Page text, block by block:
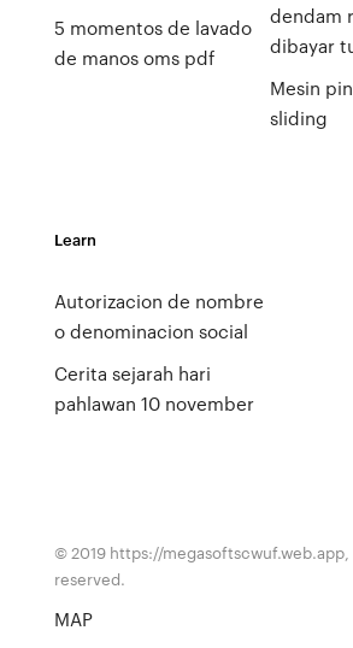
5 momentos de lavado
de manos oms pdf
dendam
dibayar
Mesin
sliding
Learn
Autorizacion de nombre
o denominacion social
Cerita sejarah hari
pahlawan 10 november
© 2019 https://
reserved.
MAP